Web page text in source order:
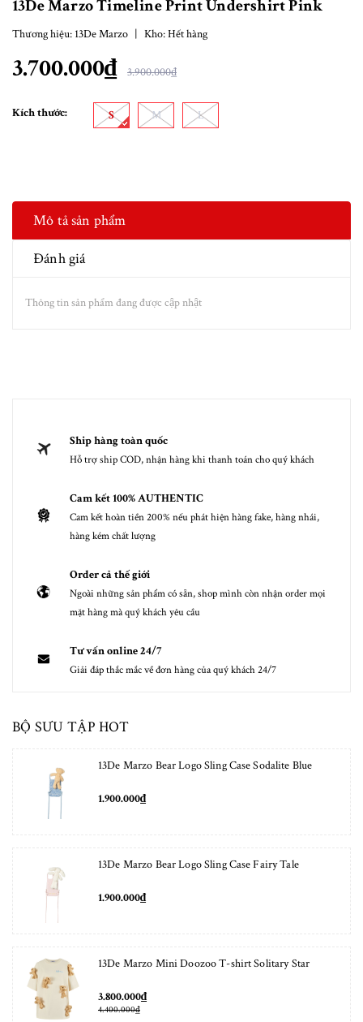
13De Marzo Timeline Print Undershirt Pink
Thương hiệu: 13De Marzo | Kho:Hết hàng
3.700.000₫ 3.900.000₫
Kích thước: S M L
Mô tả sản phẩm
Đánh giá
Thông tin sản phẩm đang được cập nhật
Ship hàng toàn quốc
Hỗ trợ ship COD, nhận hàng khi thanh toán cho quý khách
Cam kết 100% AUTHENTIC
Cam kết hoàn tiền 200% nếu phát hiện hàng fake, hàng nhái,
hàng kém chất lượng
Order cả thế giới
Ngoài những sản phẩm có sẵn, shop mình còn nhận order mọi
mặt hàng mà quý khách yêu cầu
Tư vấn online 24/7
Giải đáp thắc mắc về đơn hàng của quý khách 24/7
BỘ SƯU TẬP HOT
13De Marzo Bear Logo Sling Case Sodalite Blue
1.900.000₫
13De Marzo Bear Logo Sling Case Fairy Tale
1.900.000₫
13De Marzo Mini Doozoo T-shirt Solitary Star
3.800.000₫
4.400.000₫